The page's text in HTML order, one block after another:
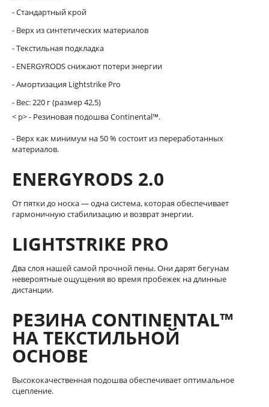
- Стандартный крой
- Верх из синтетических материалов
- Текстильная подкладка
- ENERGYRODS снижают потери энергии
- Амортизация Lightstrike Pro
- Вес: 220 г (размер 42,5)
< p> - Резиновая подошва Continental™.
- Верх как минимум на 50 % состоит из переработанных
материалов.
ENERGYRODS 2.0
От пятки до носка — одна система, которая обеспечивает
гармоничную стабилизацию и возврат энергии.
LIGHTSTRIKE PRO
Два слоя нашей самой прочной пены. Они дарят бегунам
невероятные ощущения во время пробежек на длинные
дистанции.
РЕЗИНА CONTINENTAL™
НА ТЕКСТИЛЬНОЙ
ОСНОВЕ
Высококачественная подошва обеспечивает оптимальное
сцепление.